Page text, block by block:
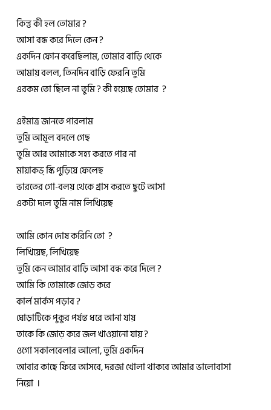
কিন্তু কী হল তোমার ?
আসা বন্ধ করে দিলে কেন ?
একদিন ফোন করেছিলাম, তোমার বাড়ি থেকে
আমায় বলল, তিনদিন বাড়ি ফেরনি তুমি
এরকম তো ছিলে না তুমি ? কী হয়েছে তোমার ?
এইমাত্র জানতে পারলাম
তুমি আমূল বদলে গেছ
তুমি আর আমাকে সহ্য করতে পার না
মায়াকভ্ স্কি পুড়িয়ে ফেলেছ
ভারতের গো-বলয় থেকে গ্রাস করতে ছুটে আসা
একটা দলে তুমি নাম লিখিয়েছ
আমি কোন দোষ করিনি তো ?
লিখিয়েছ, লিখিয়েছ
তুমি কেন আমার বাড়ি আসা বন্ধ করে দিলে ?
আমি কি তোমাকে জোড় করে
কার্ল মার্কস পড়াব ?
ঘোড়াটিকে পুকুর পর্যন্ত ধরে আনা যায়
তাকে কি জোড় করে জল খাওয়ানো যায় ?
ওগো সকালবেলার আলো, তুমি একদিন
আবার কাছে ফিরে আসবে, দরজা খোলা থাকবে আমার ভালোবাসা
নিয়ো ।